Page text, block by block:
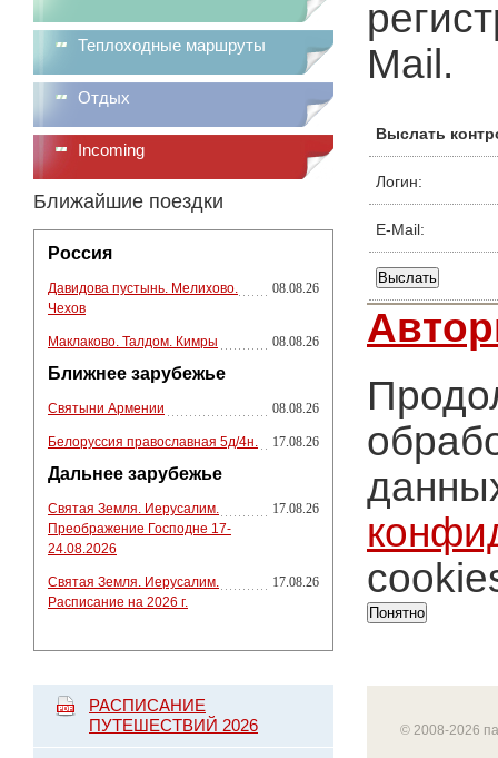
Теплоходные маршруты
Отдых
Incoming
Ближайшие поездки
Россия
Давидова пустынь. Мелихово.
Чехов
08.08.26
Маклаково. Талдом. Кимры 08.08.26
Ближнее зарубежье
Святыни Армении 08.08.26
Белоруссия православная 5д/4н. 17.08.26
Дальнее зарубежье
Святая Земля. Иерусалим.
Преображение Господне 17-
24.08.2026
17.08.26
Святая Земля. Иерусалим.
Расписание на 2026 г.
17.08.26
РАСПИСАНИЕ
ПУТЕШЕСТВИЙ 2026
Mail.
Выслать
Логин:
E-Mail:
Понятно
© 2008-2026